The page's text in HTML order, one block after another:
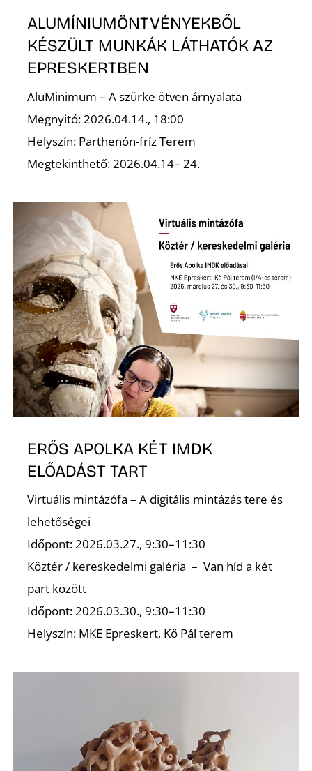
ALUMÍNIUMÖNTVÉNYEKBŐL
KÉSZÜLT MUNKÁK LÁTHATÓK AZ
EPRESKERTBEN
AluMinimum – A szürke ötven árnyalata
Megnyitó: 2026.04.14., 18:00
Helyszín: Parthenón-fríz Terem
Megtekinthető: 2026.04.14– 24.
ERŐS APOLKA KÉT IMDK
ELŐADÁST TART
Virtuális mintázófa – A digitális mintázás tere és
lehetőségei
Időpont: 2026.03.27., 9:30–11:30
Köztér / kereskedelmi galéria – Van híd a két
part között
Időpont: 2026.03.30., 9:30–11:30
Helyszín: MKE Epreskert, Kő Pál terem